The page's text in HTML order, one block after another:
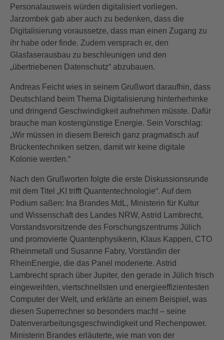
Personalausweis würden digitalisiert vorliegen.
Jarzombek gab aber auch zu bedenken, dass die
Digitalisierung voraussetze, dass man einen Zugang zu
ihr habe oder finde. Zudem versprach er, den
Glasfaserausbau zu beschleunigen und den
„übertriebenen Datenschutz“ abzubauen.
Andreas Feicht wies in seinem Grußwort daraufhin, dass
Deutschland beim Thema Digitalisierung hinterherhinke
und dringend Geschwindigkeit aufnehmen müsste. Dafür
brauche man kostengünstige Energie. Sein Vorschlag:
„Wir müssen in diesem Bereich ganz pragmatisch auf
Brückentechniken setzen, damit wir keine digitale
Kolonie werden.“
Nach den Grußworten folgte die erste Diskussionsrunde
mit dem Titel „KI trifft Quantentechnologie“. Auf dem
Podium saßen: Ina Brandes MdL, Ministerin für Kultur
und Wissenschaft des Landes NRW, Astrid Lambrecht,
Vorstandsvorsitzende des Forschungszentrums Jülich
und promovierte Quantenphysikerin, Klaus Kappen, CTO
Rheinmetall und Susanne Fabry, Vorständin der
RheinEnergie, die das Panel moderierte. Astrid
Lambrecht sprach über Jupiter, den gerade in Jülich frisch
eingeweihten, viertschnellsten und energieeffizientesten
Computer der Welt, und erklärte an einem Beispiel, was
diesen Superrechner so besonders macht – seine
Datenverarbeitungsgeschwindigkeit und Rechenpower.
Ministerin Brandes erläuterte, wie man von der